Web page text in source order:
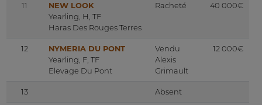
11
NEW LOOK
Yearling, H, TF
Haras Des Rouges Terres
Racheté 40 000€
12
NYMERIA DU PONT
Yearling, F, TF
Elevage Du Pont
Vendu
Alexis
Grimault
12 000€
13 Absent